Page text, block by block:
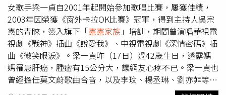
女歌手梁一貞自2001年起開始參加歌唱比賽，屢獲佳績，
2003年因榮獲《窗外卡拉OK比賽》冠軍，得到主持人吳宗
憲的青睞，簽入旗下「憲憲家族 」培訓，期間曾演唱華視電
視劇《戰神》插曲《說愛我》、中視電視劇《深情密碼》插
曲《微笑眼淚》。梁一貞昨（17日）過42歲生日，透露媽
媽罹患肝癌，腫瘤有15公分大，讓網友心疼不已。梁一貞也
曾經擔任莫文蔚歌曲合音，以及李玟、楊丞琳、劉亦菲等歌
手的Demo配唱。豐富的演唱經歷，讓梁一貞在2006年有了